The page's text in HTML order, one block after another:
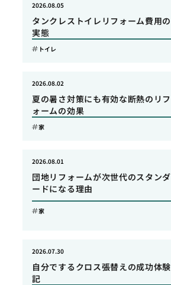
タンクレストイレリフォーム費用の
実態
2026.08.05
トイレ
夏の暑さ対策にも有効な断熱のリフ
ォームの効果
2026.08.02
家
団地リフォームが次世代のスタンダ
ードになる理由
2026.08.01
家
自分でするクロス張替えの成功体験
記
2026.07.30